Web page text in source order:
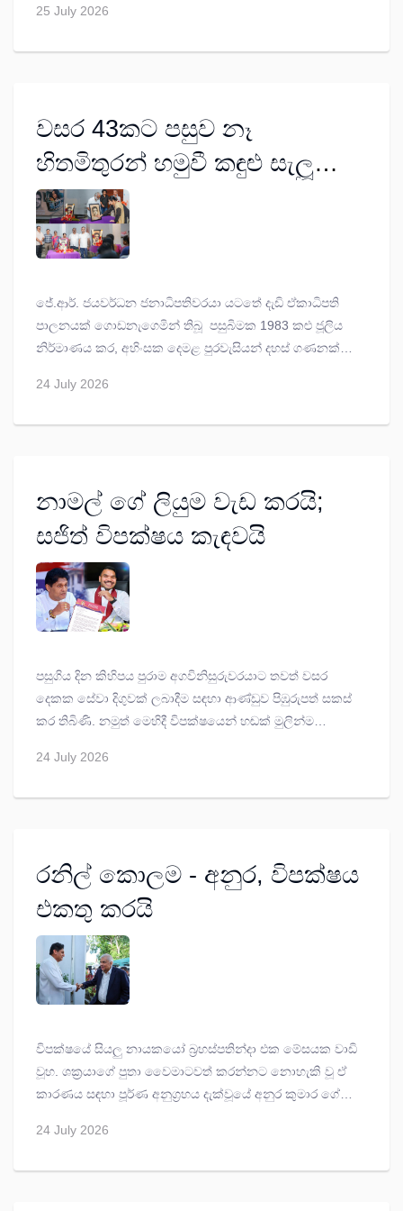
සංශෝධනය එහෙනම් කාගේ වුවමනාවකට ගෙන එන්නක්
25 July 2026
වසර 43කට පසුව නෑ
හිතමිතුරන් හමුවී කඳුළු සැලූ
මොහොතක්..
ජේ.ආර්. ජයවර්ධන ජනාධිපතිවරයා යටතේ දැඩි ඒකාධිපති
පාලනයක් ගොඩනැගෙමින් තිබූ පසුබිමක 1983 කළු ජූලිය
නිර්මාණය කර, අහිංසක දෙමළ පුරවැසියන් දහස් ගණනක්
සම්පූර්ණ වී තිබේ.
24 July 2026
නාමල් ගේ ලියුම වැඩ කරයි;
සජිත් විපක්ෂය කැඳවයි
පසුගිය දින කිහිපය පුරාම අගවිනිසුරුවරයාට තවත් වසර
දෙකක සේවා දිගුවක් ලබාදීම සඳහා ආණ්ඩුව පිඹුරුපත් සකස්
කර තිබිණි. නමුත් මෙහිදී විපක්ෂයෙන් හඬක් මුලින්ම
නාමල් රාජපක්ෂ ය.
24 July 2026
රනිල් කොලම - අනුර, විපක්ෂය
එකතු කරයි
විපක්ෂයේ සියලු නායකයෝ බ්‍රහස්පතින්දා එක මේසයක වාඩි
වූහ. ශක්‍රයාගේ පුතා වෛමාටවත් කරන්නට නොහැකි වූ ඒ
කාරණය සඳහා පූර්ණ අනුග්‍රහය දැක්වූයේ අනුර කුමාර ගේ
24 July 2026